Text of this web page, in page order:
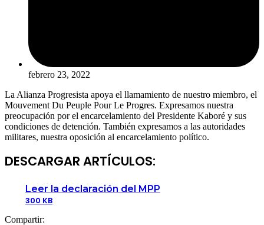
febrero 23, 2022
La Alianza Progresista apoya el llamamiento de nuestro miembro, el
Mouvement Du Peuple Pour Le Progres. Expresamos nuestra
preocupación por el encarcelamiento del Presidente Kaboré y sus
condiciones de detención. También expresamos a las autoridades
militares, nuestra oposición al encarcelamiento político.
DESCARGAR ARTÍCULOS:
Leer la declaración del MPP
300 KB
Compartir: